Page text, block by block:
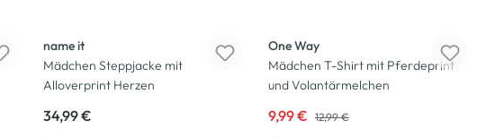
name it
Mädchen Steppjacke mit
Alloverprint Herzen
34,99 €
One Way
Mädchen T-Shirt mit Pferdeprint
und Volantärmelchen
9,99 € 12,99 €